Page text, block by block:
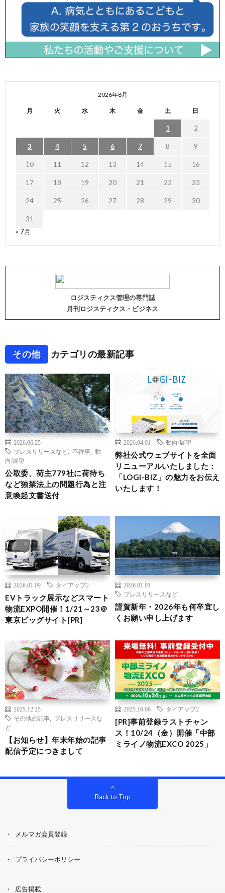
2026年8月
月 火 水 木 金 土 日
1 2
3 4 5 6 7 8 9
10 11 12 13 14 15 16
17 18 19 20 21 22 23
24 25 26 27 28 29 30
31
« 7月
ロジスティクス管理の専門誌
月刊ロジスティクス・ビジネス
その他 カテゴリの最新記事
2026.06.25
プレスリリースなど
不祥事
動
向/展望
公取委、荷主779社に荷待ち
など独禁法上の問題行為と注
意喚起文書送付
2026.04.01 動向/展望
弊社公式ウェブサイトを全面
リニューアルいたしました：
「LOGI-BIZ」の魅力をお伝え
いたします！
2026.01.09 タイアップ2
EVトラック展示などスマート
物流EXPO開催！1/21～23＠
東京ビッグサイト[PR]
2026.01.01
プレスリリースなど
謹賀新年・2026年も何卒宜し
くお願い申し上げます
2025.12.25
その他の記事
プレスリリースな
ど
【お知らせ】年末年始の記事
配信予定につきまして
2025.10.06 タイアップ2
[PR]事前登録ラストチャン
ス！10/24（金）開催「中部
ミライノ物流EXCO 2025」
Back to Top
メルマガ会員登録
プライバシーポリシー
広告掲載